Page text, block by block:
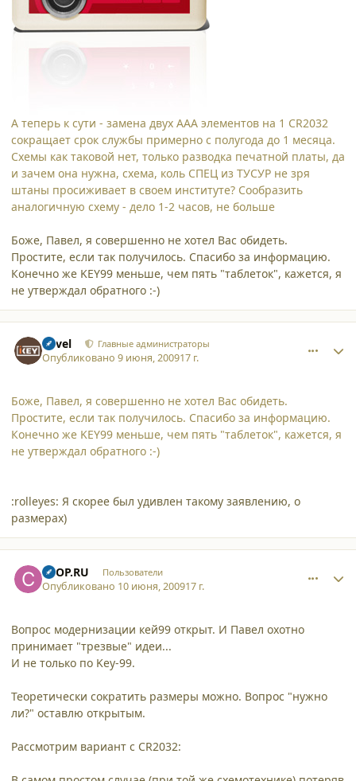
А теперь к сути - замена двух ААА элементов на 1 CR2032
сокращает срок службы примерно с полугода до 1 месяца.
Схемы как таковой нет, только разводка печатной платы, да
и зачем она нужна, схема, коль СПЕЦ из ТУСУР не зря
штаны просиживает в своем институте? Сообразить
аналогичную схему - дело 1-2 часов, не больше
Боже, Павел, я совершенно не хотел Вас обидеть.
Простите, если так получилось. Спасибо за информацию.
Конечно же KEY99 меньше, чем пять "таблеток", кажется, я
не утверждал обратного :-)
Pavel Главные администраторы
Опубликовано9 июня, 200917 г.
Боже, Павел, я совершенно не хотел Вас обидеть.
Простите, если так получилось. Спасибо за информацию.
Конечно же KEY99 меньше, чем пять "таблеток", кажется, я
не утверждал обратного :-)
:rolleyes: Я скорее был удивлен такому заявлению, о
размерах)
CTOP.RU Пользователи
Опубликовано 10 июня, 200917 г.
Вопрос модернизации кей99 открыт. И Павел охотно
принимает "трезвые" идеи...
И не только по Key-99.
Теоретически сократить размеры можно. Вопрос "нужно
ли?" оставлю открытым.
Рассмотрим вариант с CR2032: